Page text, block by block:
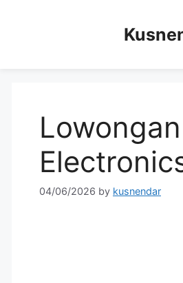
04/06/2026 by kusnendar